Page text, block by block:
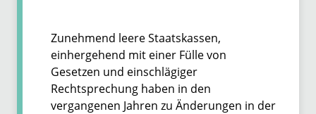
Zunehmend leere Staatskassen,
einhergehend mit einer Fülle von
Gesetzen und einschlägiger
Rechtsprechung haben in den
vergangenen Jahren zu Änderungen in der